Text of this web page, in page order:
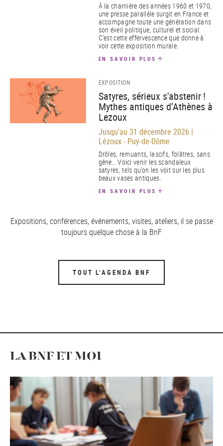
À la charnière des années 1960 et 1970,
une presse parallèle surgit en France et
accompagne toute une génération dans
son éveil politique, culturel et social.
C’est cette effervescence que donne à
voir cette exposition murale.
EN SAVOIR PLUS
EXPOSITION
Satyres, sérieux s'abstenir !
Mythes antiques d’Athènes à
Lezoux
Jusqu'au 31 décembre 2026 |
Lézoux - Puy-de-Dôme
Drôles, remuants, lascifs, folâtres, sans
gêne… Voici venir les scandaleux
satyres, tels qu’on les voit sur les plus
beaux vases antiques.
EN SAVOIR PLUS
Expositions, conférences, événements, visites, ateliers, il se passe
toujours quelque chose à la BnF
TOUT L’AGENDA BNF
LA BNF ET MOI